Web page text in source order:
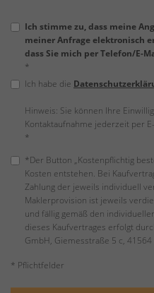
Ich stimme zu, dass meine
meiner Anfrage elektronisch
dass Sie mich per Telefon/E-
*
Ich habe die
Hinweis: Sie können Ihre
Kontaktaufnahme jederzeit per
*
*Der Button „Kostenpflichtig
Kosten entstehen. Bei
Zahlung der jeweils individuell
Maklerprovision ist jeweils
und fällig gemäß den
dieses Kaufvertrages erfolgt
GmbH, Giemesstraße 5 c, 41564
* Pflichtfelder